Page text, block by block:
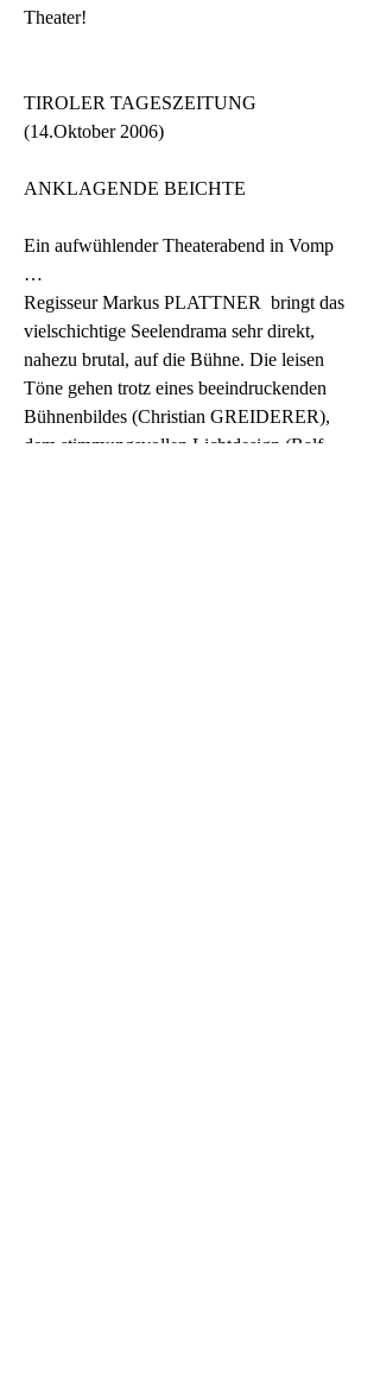
Theater!
TIROLER TAGESZEITUNG
(14.Oktober 2006)
ANKLAGENDE BEICHTE
Ein aufwühlender Theaterabend in Vomp
…
Regisseur Markus PLATTNER  bringt das
vielschichtige Seelendrama sehr direkt,
nahezu brutal, auf die Bühne. Die leisen
Töne gehen trotz eines beeindruckenden
Bühnenbildes (Christian GREIDERER),
dem stimmungsvollen Lichtdesign (Ralf